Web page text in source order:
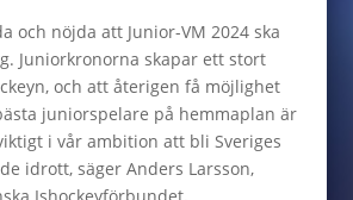
och nöjda att Junior-VM 2024 ska
Juniorkronorna skapar ett stort
och att återigen få möjlighet
juniorspelare på hemmaplan är
i vår ambition att bli Sveriges
idrott, säger Anders Larsson,